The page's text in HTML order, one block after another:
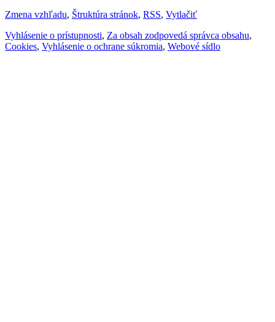
Zmena vzhľadu, Štruktúra stránok, RSS, Vytlačiť
Vyhlásenie o prístupnosti, Za obsah zodpovedá správca obsahu,
Cookies, Vyhlásenie o ochrane súkromia, Webové sídlo